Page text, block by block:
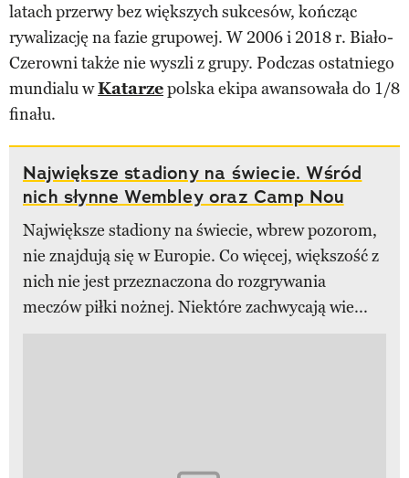
latach przerwy bez większych sukcesów, kończąc
rywalizację na fazie grupowej. W 2006 i 2018 r. Biało-
Czerowni także nie wyszli z grupy. Podczas ostatniego
mundialu wKatarzepolska ekipa awansowała do 1/8
finału.
Największe stadiony na świecie. Wśród
nich słynne Wembley oraz Camp Nou
Największe stadiony na świecie, wbrew pozorom,
nie znajdują się w Europie. Co więcej, większość z
nich nie jest przeznaczona do rozgrywania
meczów piłki nożnej. Niektóre zachwycają wie...